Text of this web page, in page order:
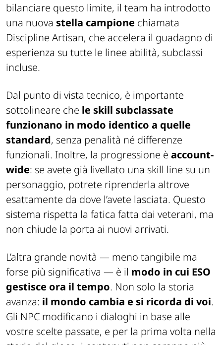
bilanciare questo limite, il team ha introdotto
una nuova stella campione chiamata
Discipline Artisan, che accelera il guadagno di
esperienza su tutte le linee abilità, subclassi
incluse.
Dal punto di vista tecnico, è importante
sottolineare che le skill subclassate
funzionano in modo identico a quelle
standard, senza penalità né differenze
funzionali. Inoltre, la progressione è account-
wide: se avete già livellato una skill line su un
personaggio, potrete riprenderla altrove
esattamente da dove l’avete lasciata. Questo
sistema rispetta la fatica fatta dai veterani, ma
non chiude la porta ai nuovi arrivati.
L’altra grande novità — meno tangibile ma
forse più significativa — è il modo in cui ESO
gestisce ora il tempo. Non solo la storia
avanza: il mondo cambia e si ricorda di voi.
Gli NPC modificano i dialoghi in base alle
vostre scelte passate, e per la prima volta nella